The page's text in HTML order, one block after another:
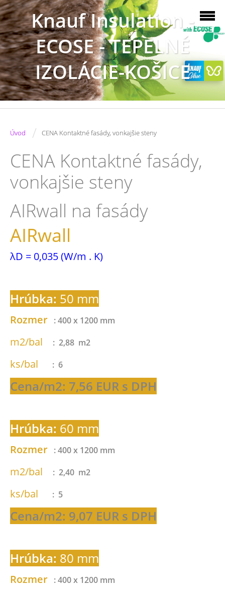
Knauf Insulation -
ECOSE - TEPELNÉ
IZOLÁCIE-KOŠICE
Úvod / CENA Kontaktné fasády, vonkajšie steny
CENA Kontaktné fasády,
vonkajšie steny
AIRwall na fasády
AIRwall
λD = 0,035 (W/m . K)
Hrúbka: 50 mm
Rozmer : 400 x 1200 mm
m2/bal : 2,88 m2
ks/bal : 6
Cena/m2: 7,56 EUR s DPH
Hrúbka: 60 mm
Rozmer : 400 x 1200 mm
m2/bal : 2,40 m2
ks/bal : 5
Cena/m2: 9,07 EUR s DPH
Hrúbka: 80 mm
Rozmer : 400 x 1200 mm